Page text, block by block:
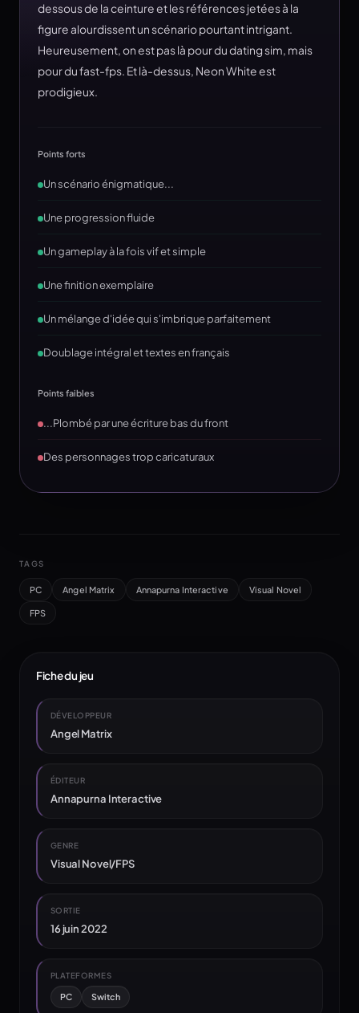
dessous de la ceinture et les références jetées à la
figure alourdissent un scénario pourtant intrigant.
Heureusement, on est pas là pour du dating sim, mais
pour du fast-fps. Et là-dessus, Neon White est
prodigieux.
Points forts
Un scénario énigmatique...
Une progression fluide
Un gameplay à la fois vif et simple
Une finition exemplaire
Un mélange d'idée qui s'imbrique parfaitement
Doublage intégral et textes en français
Points faibles
...Plombé par une écriture bas du front
Des personnages trop caricaturaux
TAGS
PC Angel Matrix Annapurna Interactive Visual Novel
FPS
Fiche du jeu
DÉVELOPPEUR
Angel Matrix
ÉDITEUR
Annapurna Interactive
GENRE
Visual Novel/FPS
SORTIE
16 juin 2022
PLATEFORMES
PC Switch